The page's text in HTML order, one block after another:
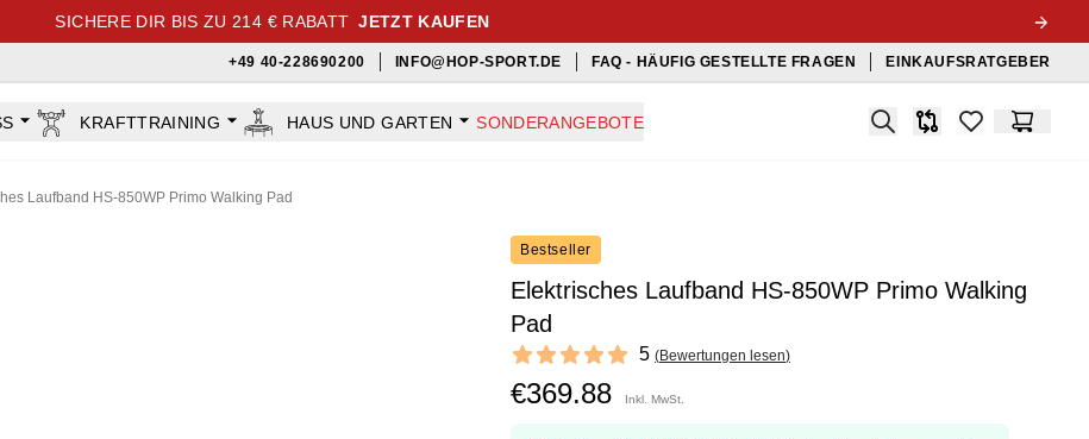
SICHERE DIR BIS ZU 214 € RABATT JETZT KAUFEN
+49 40-228690200 INFO@HOP-SPORT.DE FAQ - HÄUFIG GESTELLTE FRAGEN EINKAUFSRATGEBER
KRAFTTRAINING HAUS UND GARTEN SONDERANGEBOTE Search
Produkt-items in
Laufband HS-850WP Primo Walking Pad
Bestseller
Elektrisches Laufband HS-850WP Primo Walking
Pad
Reviews
5 out of 5 stars 5 (Bewertungen lesen)
€369.88 Inkl. MwSt.